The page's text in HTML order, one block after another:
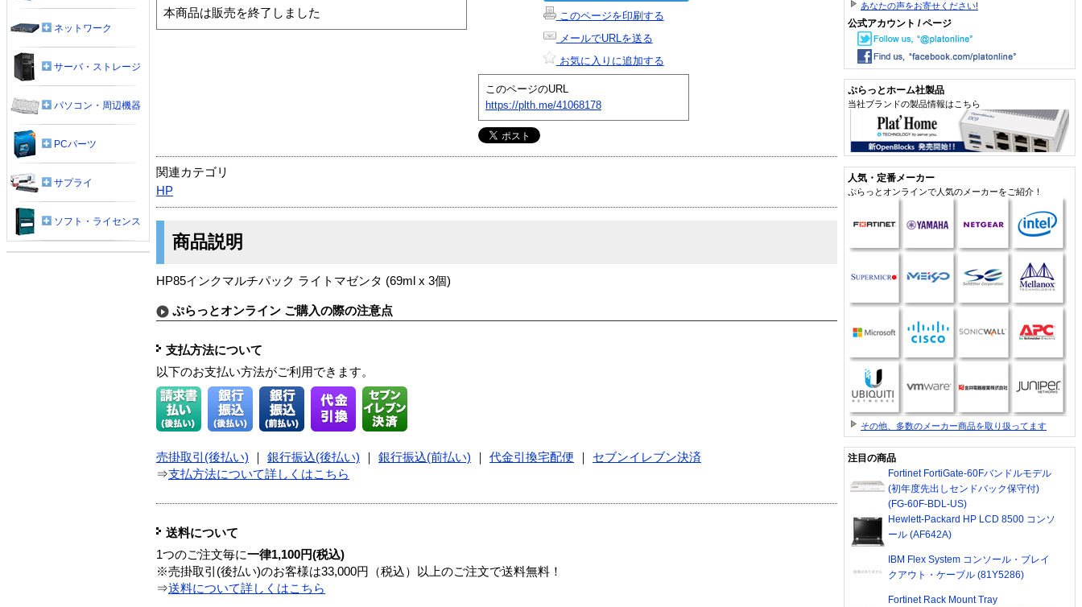
本商品は販売を終了しました
このページを印刷する
メールでURLを送る
お気に入りに追加する
このページのURL
https://plth.me/41068178
関連カテゴリ
HP
商品説明
HP85インクマルチパック ライトマゼンタ (69ml x 3個)
ぷらっとオンライン ご購入の際の注意点
支払方法について
以下のお支払い方法がご利用できます。
売掛取引(後払い) 銀行振込(後払い) 銀行振込(前払い) 代金引換宅配便
セブンイレブン決済
⇒支払方法について詳しくはこちら
送料について
1つのご注文毎に一律1,100円(税込)
※売掛取引(後払い)のお客様は33,000円（税込）以上のご注文で送料無料！
⇒送料について詳しくはこちら
ネットワーク
サーバ・ストレージ
パソコン・周辺機器
PCパーツ
サプライ
ソフト・ライセンス
あなたの声をお寄せください!
公式アカウント / ページ
ぷらっとホーム社製品
当社ブランドの製品情報はこちら
人気・定番メーカー
ぷらっとオンラインで人気のメーカーをご紹介！
その他、多数のメーカー商品を取り扱ってます
注目の商品
Fortinet FortiGate-60Fバンドルモデル
(初年度先出しセンドバック保守付)
(FG-60F-BDL-US)
Hewlett-Packard HP LCD 8500 コンソ
ール (AF642A)
IBM Flex System コンソール・ブレイ
クアウト・ケーブル (81Y5286)
Fortinet Rack Mount Tray